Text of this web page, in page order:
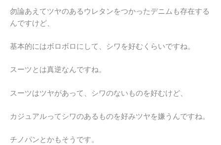
勿論あえてツヤのあるウレタンをつかったデニムも存在する
んですけど、
基本的にはボロボロにして、シワを好むくらいですね。
スーツとは真逆なんですね。
スーツはツヤがあって、シワのないものを好むけど、
カジュアルってシワのあるものを好みツヤを嫌うんですね。
チノパンとかもそうです。